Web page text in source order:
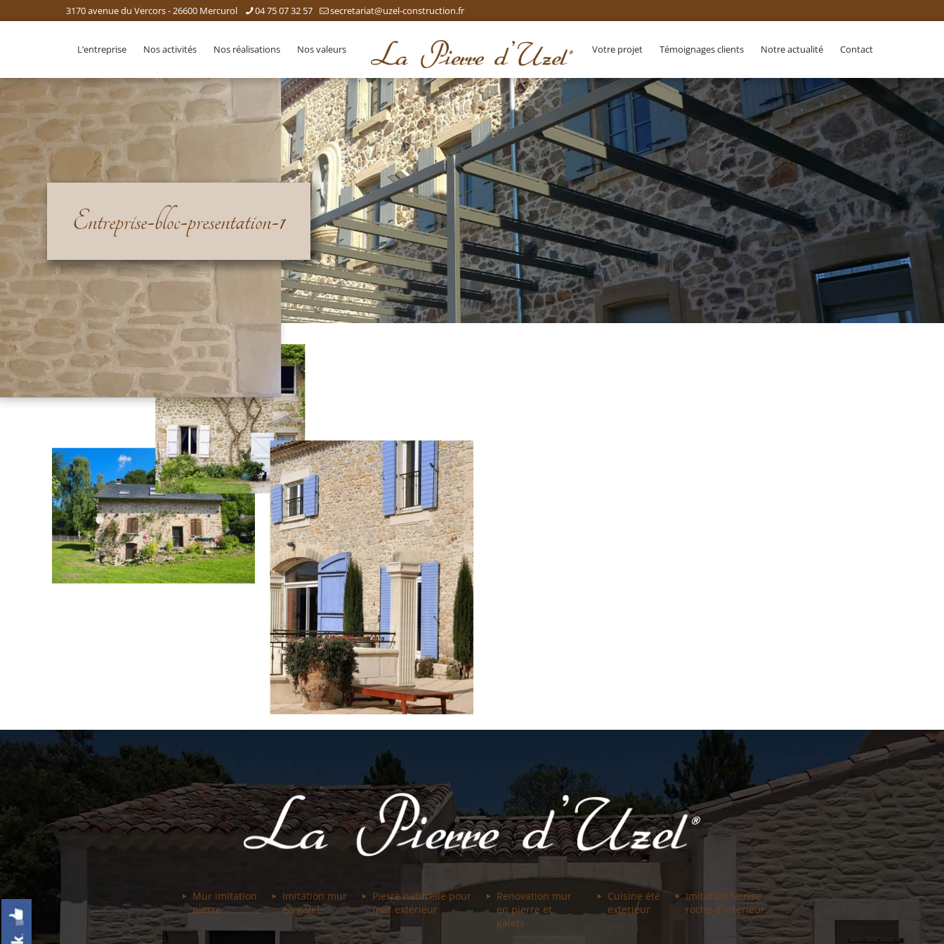
3170 avenue du Vercors - 26600 Mercurol 04 75 07 32 57 secretariat@uzel-construction.fr
L’entreprise Nos activités Nos réalisations Nos valeurs Votre projet Témoignages clients Notre actualité Contact
Entreprise-bloc-presentation-1
Mur imitation
pierre
Imitation mur
en galet
Pierre naturelle pour
mur extérieur
Renovation mur
en pierre et
galets
Cuisine été
exterieur
Imitation fausse
roche d'intérieur